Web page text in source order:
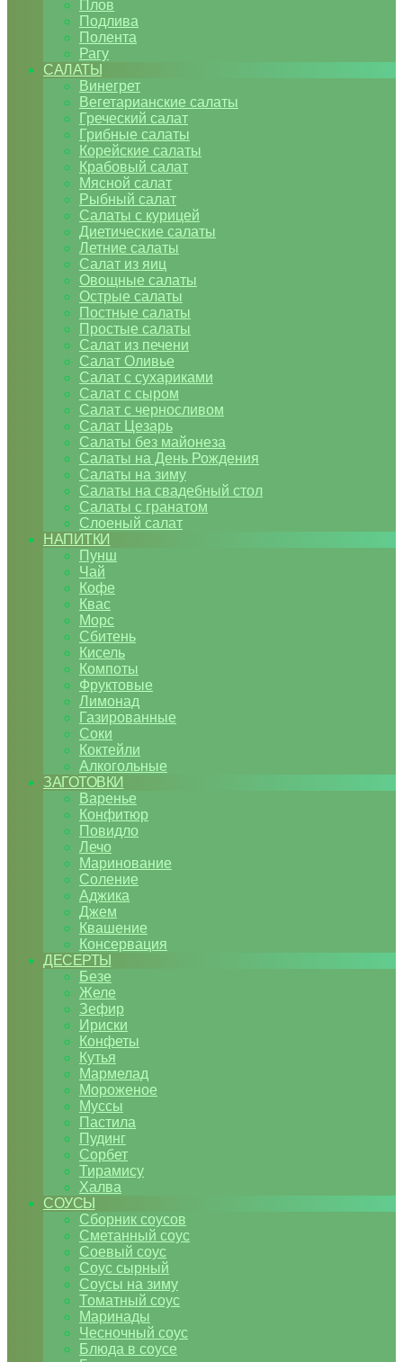
Плов
Подлива
Полента
Рагу
САЛАТЫ
Винегрет
Вегетарианские салаты
Греческий салат
Грибные салаты
Корейские салаты
Крабовый салат
Мясной салат
Рыбный салат
Салаты с курицей
Диетические салаты
Летние салаты
Салат из яиц
Овощные салаты
Острые салаты
Постные салаты
Простые салаты
Салат из печени
Салат Оливье
Салат с сухариками
Салат с сыром
Салат с черносливом
Салат Цезарь
Салаты без майонеза
Салаты на День Рождения
Салаты на зиму
Салаты на свадебный стол
Салаты с гранатом
Слоеный салат
НАПИТКИ
Пунш
Чай
Кофе
Квас
Морс
Сбитень
Кисель
Компоты
Фруктовые
Лимонад
Газированные
Соки
Коктейли
Алкогольные
ЗАГОТОВКИ
Варенье
Конфитюр
Повидло
Лечо
Маринование
Соление
Аджика
Джем
Квашение
Консервация
ДЕСЕРТЫ
Безе
Желе
Зефир
Ириски
Конфеты
Кутья
Мармелад
Мороженое
Муссы
Пастила
Пудинг
Сорбет
Тирамису
Халва
СОУСЫ
Сборник соусов
Сметанный соус
Соевый соус
Соус сырный
Соусы на зиму
Томатный соус
Маринады
Чесночный соус
Блюда в соусе